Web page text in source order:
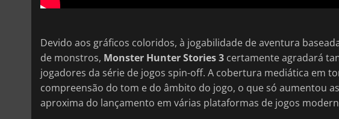
Devido aos gráficos coloridos, à jogabilidade de aventura
de monstros, Monster Hunter Stories 3 certamente agradará
jogadores da série de jogos spin-off. A cobertura mediática em
compreensão do tom e do âmbito do jogo, o que só aumentou
aproxima do lançamento em várias plataformas de jogos